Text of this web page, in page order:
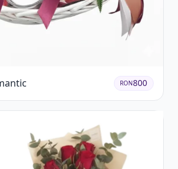
RON800